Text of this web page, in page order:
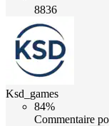
8836
Ksd_games
84%
Commentaire